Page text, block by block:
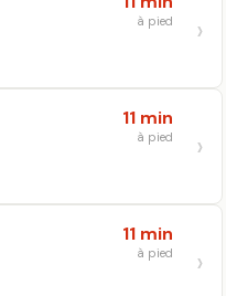
à pied
11 min
à pied
11 min
à pied